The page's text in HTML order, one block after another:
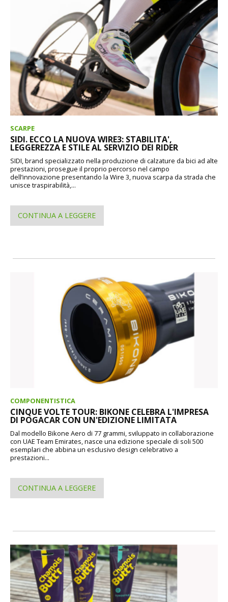
SCARPE
SIDI. ECCO LA NUOVA WIRE3: STABILITA',
LEGGEREZZA E STILE AL SERVIZIO DEI RIDER
SIDI, brand specializzato nella produzione di calzature da bici ad alte
prestazioni, prosegue il proprio percorso nel campo
dell’innovazione presentando la Wire 3, nuova scarpa da strada che
unisce traspirabilità,...
CONTINUA A LEGGERE
COMPONENTISTICA
CINQUE VOLTE TOUR: BIKONE CELEBRA L'IMPRESA
DI POGACAR CON UN'EDIZIONE LIMITATA
Dal modello Bikone Aero di 77 grammi, sviluppato in collaborazione
con UAE Team Emirates, nasce una edizione speciale di soli 500
esemplari che abbina un esclusivo design celebrativo a
prestazioni...
CONTINUA A LEGGERE